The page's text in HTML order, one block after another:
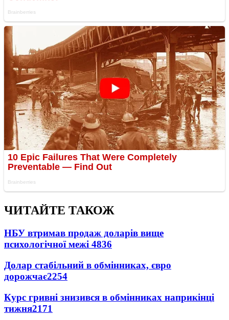
ЧИТАЙТЕ ТАКОЖ
НБУ втримав продаж доларів вище
психологічної межі 4836
Долар стабільний в обмінниках, євро
дорожчає2254
Курс гривні знизився в обмінниках наприкінці
тижня2171